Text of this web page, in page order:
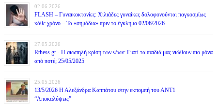
02.06.2026
FLASH – Γυναικοκτονίες: Χιλιάδες γυναίκες δολοφονούνται παγκοσμίως
κάθε χρόνο – Τα «σημάδια» πριν το έγκλημα 02/06/2026
27.05.2026
Rthess.gr · Η σιωπηλή κρίση των νέων: Γιατί τα παιδιά μας νιώθουν πιο μόνα
από ποτέ; 25/05/2025
25.05.2026
13/5/2026 Η Αλεξάνδρα Καππάτου στην εκπομπή του ΑΝΤ1
“Αποκαλύψεις”